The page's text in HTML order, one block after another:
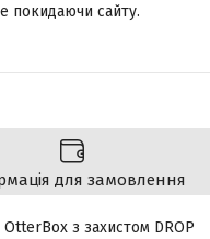
покидаючи сайту.
для замовлення
з захистом DROP